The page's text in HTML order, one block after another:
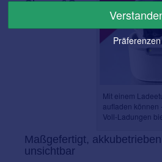
Mit einem
aufladen können
Voll-Ladungen
Charge&Go
Maßgefertigt,
unsichtbar
Präferenzen